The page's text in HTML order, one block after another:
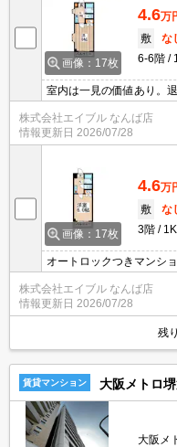
画像：17枚
4.6万
敷
な
6-6階
室内は一見の価値あり。
株式会社エイブル なんば店
情報更新日 2026/07/28
画像：17枚
4.6万
敷
な
3階
1K
オートロックつきマンシ
株式会社エイブル なんば店
情報更新日 2026/07/28
残
賃貸マンション 大阪メトロ
大阪メ